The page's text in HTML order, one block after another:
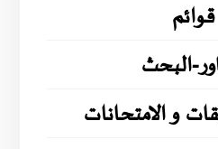
قوائم
البحث
و الامتحانات